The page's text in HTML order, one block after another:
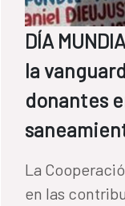
DÍA
la
donantes
La
en las